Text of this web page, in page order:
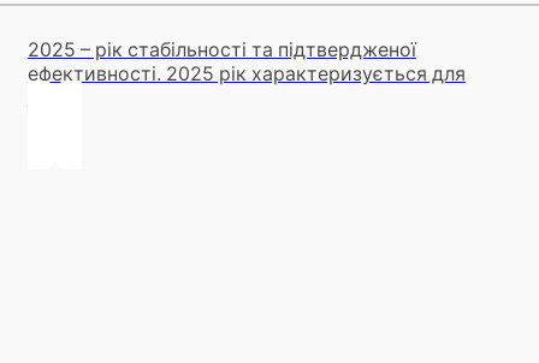
2025 – рік стабільності та підтвердженої
ефективності. 2025 рік характеризується для